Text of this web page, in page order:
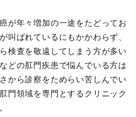
が年々増加の一途をたどってお
叫ばれているにもかかわらず、
検査を敬遠してしまう方が多い
どの肛門疾患で悩んでいる方は
から診察をためらい苦しんでい
門領域を専門とするクリニック